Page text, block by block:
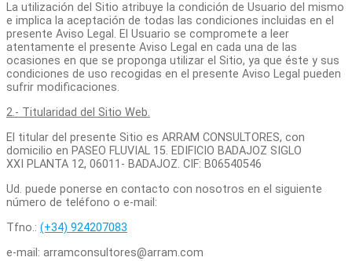
La utilización del Sitio atribuye la condición de Usuario del mismo
e implica la aceptación de todas las condiciones incluidas en el
presente Aviso Legal. El Usuario se compromete a leer
atentamente el presente Aviso Legal en cada una de las
ocasiones en que se proponga utilizar el Sitio, ya que éste y sus
condiciones de uso recogidas en el presente Aviso Legal pueden
sufrir modificaciones.
2.- Titularidad del Sitio Web.
El titular del presente Sitio es ARRAM CONSULTORES, con
domicilio en PASEO FLUVIAL 15. EDIFICIO BADAJOZ SIGLO
XXI PLANTA 12, 06011- BADAJOZ. CIF: B06540546
Ud. puede ponerse en contacto con nosotros en el siguiente
número de teléfono o e-mail:
Tfno.: (+34) 924207083
e-mail: arramconsultores@arram.com